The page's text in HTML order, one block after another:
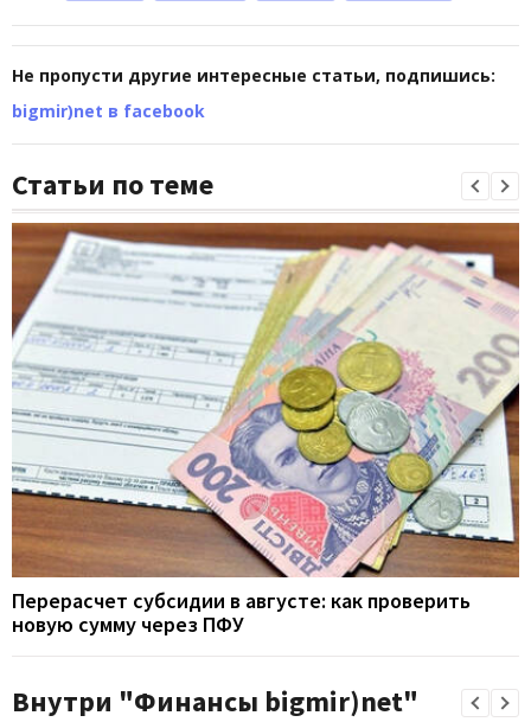
Не пропусти другие интересные статьи, подпишись:
bigmir)net в facebook
Статьи по теме
Перерасчет субсидии в августе: как проверить
новую сумму через ПФУ
Внутри "Финансы bigmir)net"